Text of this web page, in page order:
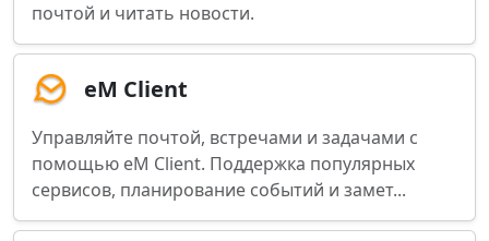
почтой и читать новости.
eM Client
Управляйте почтой, встречами и задачами с
помощью eM Client. Поддержка популярных
сервисов, планирование событий и замет...